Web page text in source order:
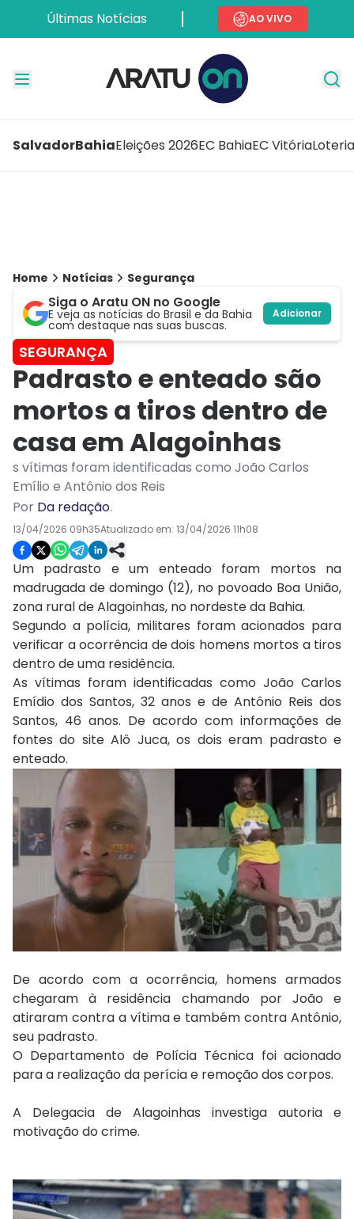
Últimas Notícias AO VIVO
SalvadorBahiaEleições 2026EC BahiaEC Vitória
Home Notícias Segurança
Siga o Aratu ON no Google
E veja as notícias do Brasil e da Bahia
com destaque nas suas buscas.
Adicionar
SEGURANÇA
Padrasto e enteado são
mortos a tiros dentro de
casa em Alagoinhas
s vítimas foram identificadas como João Carlos
Emílio e Antônio dos Reis
Por Da redação.
13/04/2026 09h35Atualizado em: 13/04/2026 11h08
Um padrasto e um enteado foram mortos na
madrugada de domingo (12), no povoado Boa União,
zona rural de Alagoinhas, no nordeste da Bahia.
Segundo a polícia, militares foram acionados para
verificar a ocorrência de dois homens mortos a tiros
dentro de uma residência.
As vítimas foram identificadas como João Carlos
Emídio dos Santos, 32 anos e de Antônio Reis dos
Santos, 46 anos. De acordo com informações de
fontes do site Alô Juca, os dois eram padrasto e
enteado.
De acordo com a ocorrência, homens armados
chegaram à residência chamando por João e
atiraram contra a vítima e também contra Antônio,
seu padrasto.
O Departamento de Polícia Técnica foi acionado
para a realização da perícia e remoção dos corpos.
A Delegacia de Alagoinhas investiga autoria e
motivação do crime.